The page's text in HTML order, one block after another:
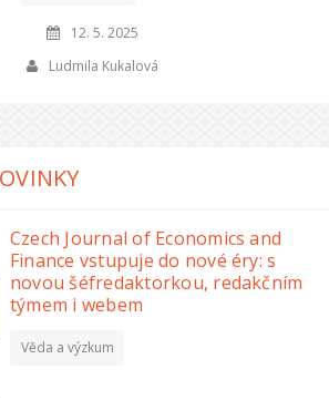
12. 5. 2025
Ludmila Kukalová
Czech Journal of Economics and
Finance vstupuje do nové éry: s
novou šéfredaktorkou, redakčním
týmem i webem
Věda a výzkum